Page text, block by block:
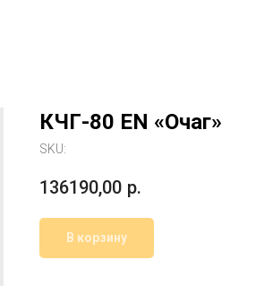
КЧГ-80 EN «Очаг»
SKU:
136190,00 р.
В корзину